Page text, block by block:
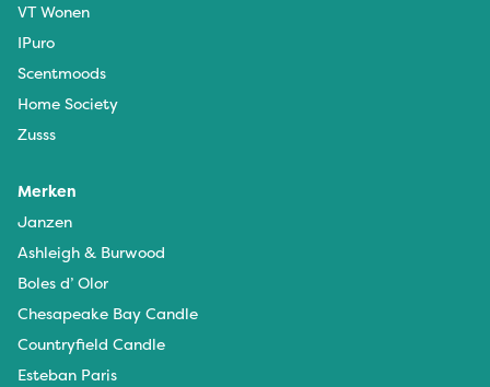
VT Wonen
IPuro
Scentmoods
Home Society
Zusss
Merken
Janzen
Ashleigh & Burwood
Boles d’ Olor
Chesapeake Bay Candle
Countryfield Candle
Esteban Paris